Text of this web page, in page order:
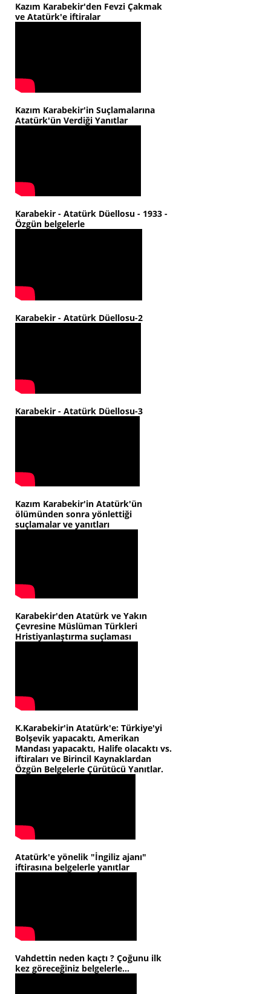
Kazım Karabekir'den Fevzi Çakmak
ve Atatürk'e iftiralar
Kazım Karabekir'in Suçlamalarına
Atatürk'ün Verdiği Yanıtlar
Karabekir - Atatürk Düellosu - 1933 -
Özgün belgelerle
Karabekir - Atatürk Düellosu-2
Karabekir - Atatürk Düellosu-3
Kazım Karabekir'in Atatürk'ün
ölümünden sonra yönlettiği
suçlamalar ve yanıtları
Karabekir'den Atatürk ve Yakın
Çevresine Müslüman Türkleri
Hristiyanlaştırma suçlaması
K.Karabekir'in Atatürk'e: Türkiye'yi
Bolşevik yapacaktı, Amerikan
Mandası yapacaktı, Halife olacaktı vs.
iftiraları ve Birincil Kaynaklardan
Özgün Belgelerle Çürütücü Yanıtlar.
Atatürk'e yönelik "İngiliz ajanı"
iftirasına belgelerle yanıtlar
Vahdettin neden kaçtı ? Çoğunu ilk
kez göreceğiniz belgelerle...